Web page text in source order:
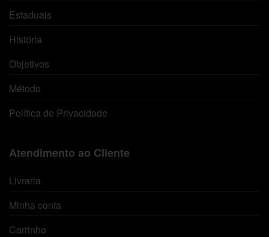
Estaduais
História
Objetivos
Método
Política de Privacidade
Atendimento ao Cliente
Livraria
Minha conta
Carrinho